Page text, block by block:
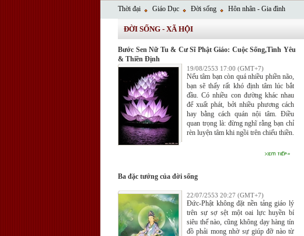
Thời đại Giáo Dục Đời sống Hôn nhân - Gia đình
ĐỜI SỐNG - XÃ HỘI
Bước Sen Nữ Tu & Cư Sĩ Phật Giáo: Cuộc Sống,Tình Yêu
& Thiền Định
19/08/2553 17:00 (GMT+7)
Nếu tâm bạn còn quá nhiều phiền não,
bạn sẽ thấy rất khó định tâm lúc bắt
đầu. Có nhiều con đường khác nhau
để xuất phát, bởi nhiều phương cách
hay bằng cách quán nội tâm. Điều
quan trọng là: đừng nghĩ rằng bạn chỉ
rèn luyện tâm khi ngồi trên chiếu thiền.
Ba đặc tướng của đời sống
22/07/2553 20:27 (GMT+7)
Ðức-Phật không đặt nền tảng giáo lý
trên sự sợ sệt một oai lực huyền bí
siêu thế nào, cũng không dạy hàng tín
đồ phải mong nhờ sự giúp đỡ nào từ